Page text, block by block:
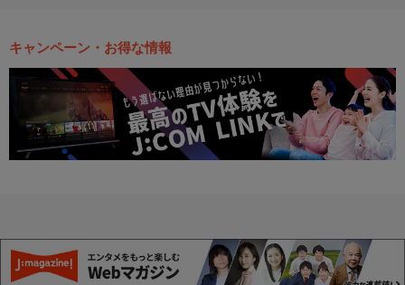
キャンペーン・お得な情報